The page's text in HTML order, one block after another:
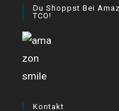
new
tab
in
new
in
Du Shoppst Bei
TCO!
Kontakt